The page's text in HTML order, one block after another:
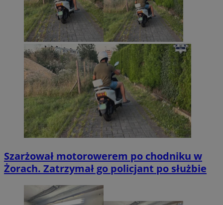
Szarżował motorowerem po chodniku w
Żorach. Zatrzymał go policjant po służbie